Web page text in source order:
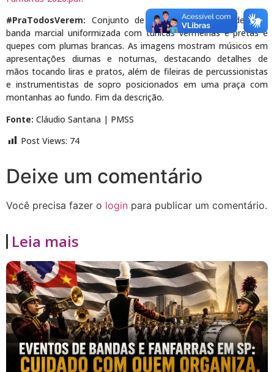
#PraTodosVerem: Conjunto de quatro fotografias de uma
banda marcial uniformizada com túnicas vermelhas e pretas e
quepes com plumas brancas. As imagens mostram músicos em
apresentações diurnas e noturnas, destacando detalhes de
mãos tocando liras e pratos, além de fileiras de percussionistas
e instrumentistas de sopro posicionados em uma praça com
montanhas ao fundo. Fim da descrição.
Fonte: Cláudio Santana | PMSS
Post Views: 74
Deixe um comentário
Você precisa fazer o login para publicar um comentário.
Leia mais